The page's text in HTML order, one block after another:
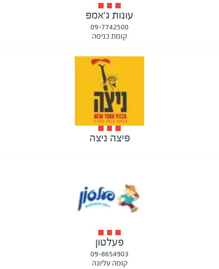
עונות ג'אמפ
09-7742500
קומת כניסה
פיצה ניצה
פעלטון
09-8654903
קומה עליונה